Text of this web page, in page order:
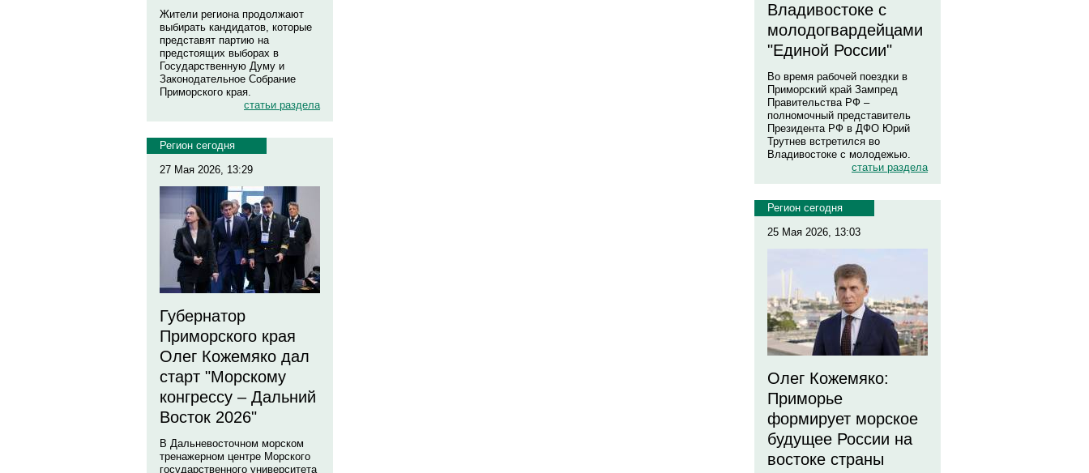
Жители региона продолжают
выбирать кандидатов, которые
представят партию на
предстоящих выборах в
Государственную Думу и
Законодательное Собрание
Приморского края.
статьи раздела
Регион сегодня
27 Мая 2026, 13:29
Губернатор
Приморского края
Олег Кожемяко дал
старт "Морскому
конгрессу – Дальний
Восток 2026"
В Дальневосточном морском
тренажерном центре Морского
государственного университета
Владивостоке с
молодогвардейцами
"Единой России"
Во время рабочей поездки в
Приморский край Зампред
Правительства РФ –
полномочный представитель
Президента РФ в ДФО Юрий
Трутнев встретился во
Владивостоке с молодежью.
статьи раздела
Регион сегодня
25 Мая 2026, 13:03
Олег Кожемяко:
Приморье
формирует морское
будущее России на
востоке страны